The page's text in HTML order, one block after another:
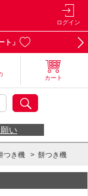
ログイン
ト」
カート
い
つき機 > 餅つき機